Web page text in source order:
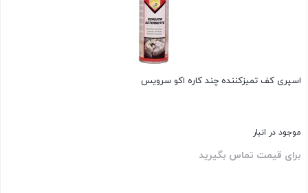
اسپری کف تمیزکننده چند کاره اکو سرویس
موجود در انبار
برای قیمت تماس بگیرید